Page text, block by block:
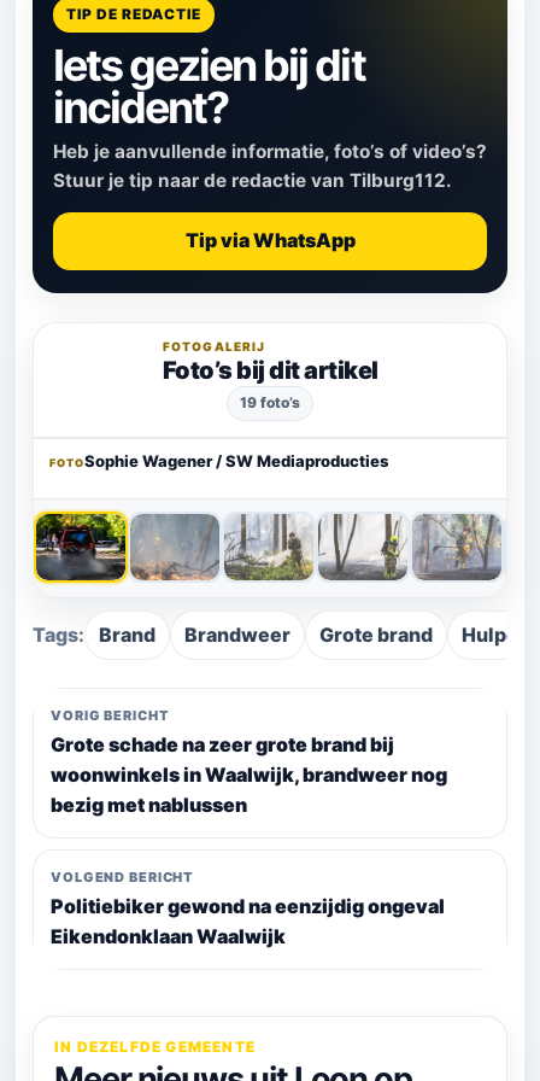
TIP DE REDACTIE
Iets gezien bij dit
incident?
Heb je aanvullende informatie, foto’s of video’s?
Stuur je tip naar de redactie van Tilburg112.
Tip via WhatsApp
FOTOGALERIJ
Foto’s bij dit artikel
19 foto’s
‹ ›
FOTOSophie Wagener / SW Mediaproducties
Tags: Brand Brandweer Grote brand
VORIG BERICHT
Grote schade na zeer grote brand bij
woonwinkels in Waalwijk, brandweer nog
bezig met nablussen
VOLGEND BERICHT
Politiebiker gewond na eenzijdig ongeval
Eikendonklaan Waalwijk
IN DEZELFDE GEMEENTE